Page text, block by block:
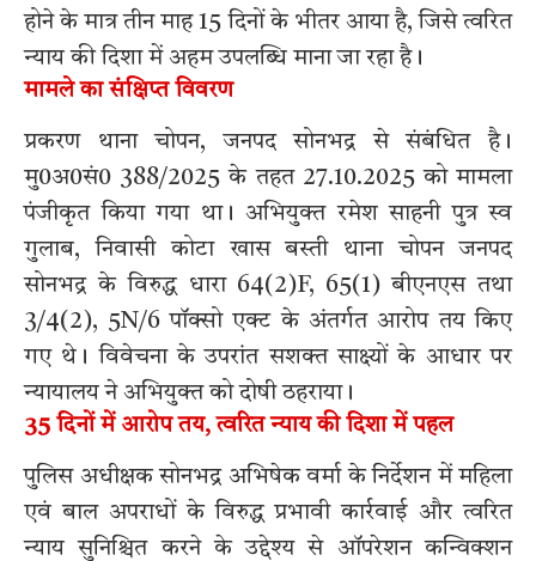
होने के मात्र तीन माह 15 दिनों के भीतर आया है, जिसे त्वरित
न्याय की दिशा में अहम उपलब्धि माना जा रहा है।
मामले का संक्षिप्त विवरण
प्रकरण थाना चोपन, जनपद सोनभद्र से संबंधित है।
मु0अ0सं0 388/2025 के तहत 27.10.2025 को मामला
पंजीकृत किया गया था। अभियुक्त रमेश साहनी पुत्र स्व
गुलाब, निवासी कोटा खास बस्ती थाना चोपन जनपद
सोनभद्र के विरुद्ध धारा 64(2)F, 65(1) बीएनएस तथा
3/4(2), 5N/6 पॉक्सो एक्ट के अंतर्गत आरोप तय किए
गए थे। विवेचना के उपरांत सशक्त साक्ष्यों के आधार पर
न्यायालय ने अभियुक्त को दोषी ठहराया।
35 दिनों में आरोप तय, त्वरित न्याय की दिशा में पहल
पुलिस अधीक्षक सोनभद्र अभिषेक वर्मा के निर्देशन में महिला
एवं बाल अपराधों के विरुद्ध प्रभावी कार्रवाई और त्वरित
न्याय सुनिश्चित करने के उद्देश्य से ऑपरेशन कन्विक्शन